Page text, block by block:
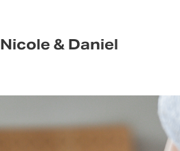
Nicole & Daniel